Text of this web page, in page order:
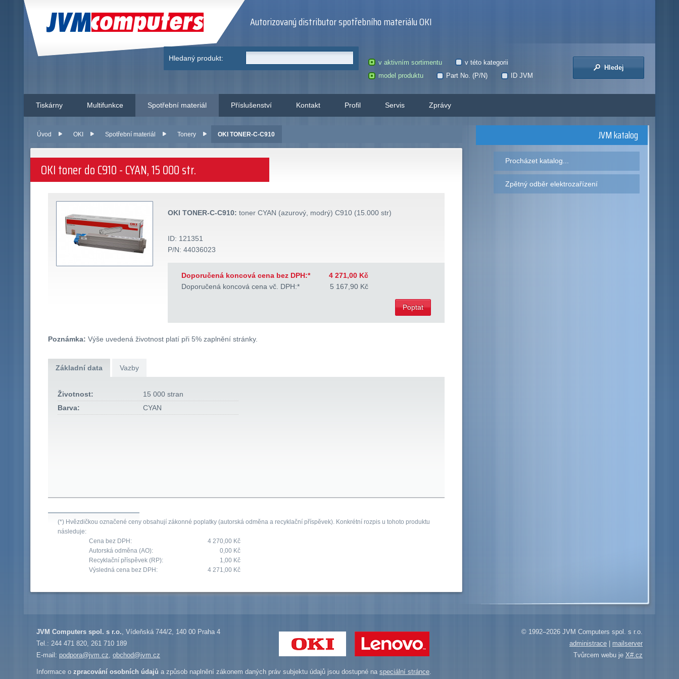
JVM Computers Autorizovaný distributor spotřebního materiálu OKI
Hledaný produkt:
v aktivním sortimentu
v této kategorii
model produktu
Part No. (P/N) ID JVM
Hledej
Tiskárny Multifunkce Spotřební materiál Příslušenství Kontakt Profil Servis Zprávy
Úvod OKI Spotřební materiál Tonery OKI TONER-C-C910
OKI toner do C910 - CYAN, 15 000 str.
OKI TONER-C-C910: toner CYAN (azurový, modrý) C910 (15.000 str)
ID: 121351
P/N: 44036023
Doporučená koncová cena bez DPH:*
4 271,00 Kč
Doporučená koncová cena vč. DPH:*
5 167,90 Kč
Poptat
Poznámka: Výše uvedená životnost platí při 5% zaplnění stránky.
Základní data Vazby
Životnost:
15 000 stran
Barva:
CYAN
(*) Hvězdičkou označené ceny obsahují zákonné poplatky (autorská odměna a recyklační příspěvek). Konkrétní rozpis u tohoto produktu
následuje:
Cena bez DPH:
4 270,00 Kč
Autorská odměna (AO):
0,00 Kč
Recyklační příspěvek (RP):
1,00 Kč
Výsledná cena bez DPH:
4 271,00 Kč
JVM katalog
Procházet katalog...
Zpětný odběr elektrozařízení
JVM Computers spol. s r.o., Vídeňská 744/2, 140 00 Praha 4
Tel.: 244 471 820, 261 710 189
E-mail: podpora@jvm.cz, obchod@jvm.cz
© 1992–2026 JVM Computers spol. s r.o.
administrace
mailserver
Tvůrcem webu je X#.cz
Informace o zpracování osobních údajů a způsob naplnění zákonem daných práv subjektu údajů jsou dostupné na speciální stránce.